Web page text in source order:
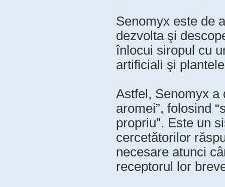
Senomyx este de
dezvolta şi
înlocui siropul cu
artificiali şi
Astfel, Senomyx a
aromei”, folosind
propriu”. Este un
cercetătorilor
necesare atunci
receptorul lor